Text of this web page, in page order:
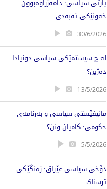
پارتی سیاسی: دامەزراوەبوون
خەونێکی ئەبەدی
30/6/2026
لە چ سیستمێکی سیاسی دونیادا
دەژین؟
13/5/2026
مانیفێستی سیاسی و بەرنامەی
حکومی: کامیان ونن؟
5/5/2026
دۆخی سیاسی عێراق: زەنگێکی
ترسناک